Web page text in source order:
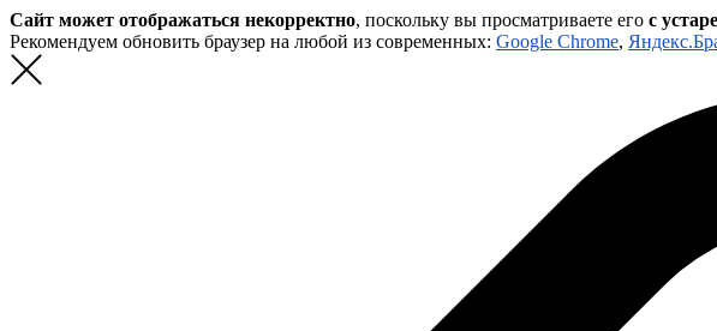
Сайт может отображаться некорректно, поскольку вы просматриваете его с
Рекомендуем обновить браузер на любой из современных: Google Chrome,